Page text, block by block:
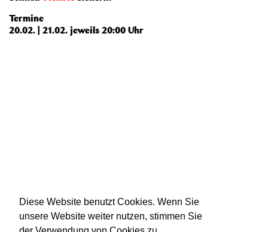
Diese Website benutzt Cookies. Wenn Sie
unsere Website weiter nutzen, stimmen Sie
Termine
20.02. | 21.02. jeweils 20:00 Uhr